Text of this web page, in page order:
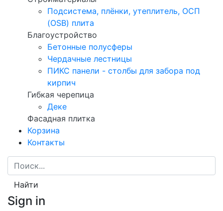
Подсистема, плёнки, утеплитель, ОСП
(OSB) плита
Благоустройство
Бетонные полусферы
Чердачные лестницы
ПИКС панели - столбы для забора под
кирпич
Гибкая черепица
Деке
Фасадная плитка
Корзина
Контакты
Найти
Sign in